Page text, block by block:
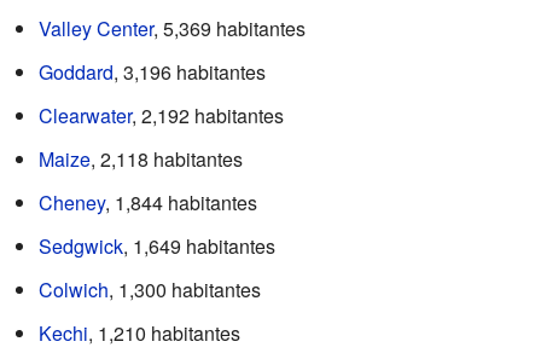
Valley Center, 5,369 habitantes
Goddard, 3,196 habitantes
Clearwater, 2,192 habitantes
Maize, 2,118 habitantes
Cheney, 1,844 habitantes
Sedgwick, 1,649 habitantes
Colwich, 1,300 habitantes
Kechi, 1,210 habitantes